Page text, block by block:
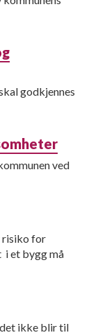
godkjennes
ved
risiko for
i et bygg må
det ikke blir til